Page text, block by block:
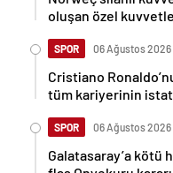
başlattı.
Cristiano
tüm kariyerinin
Galatasaray’a kötü
flaş Onyekuru